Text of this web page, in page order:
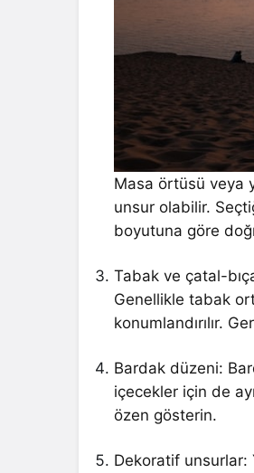
Masa örtüsü veya
unsur olabilir.
boyutuna göre
Tabak ve çatal-
Genellikle tabak
konumlandırılır.
Bardak düzeni:
içecekler için de
özen gösterin.
Dekoratif unsurlar: